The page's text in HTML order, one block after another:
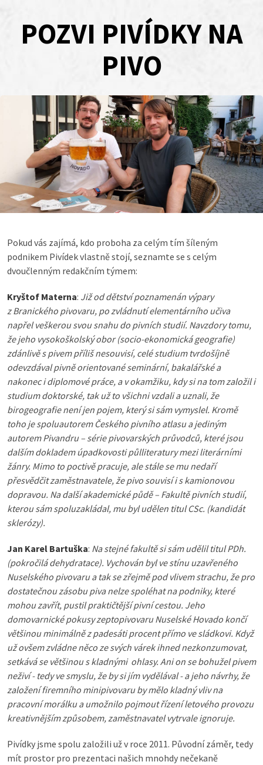
POZVI PIVÍDKY NA
PIVO
Pokud vás zajímá, kdo proboha za celým tím šíleným
podnikem Pivídek vlastně stojí, seznamte se s celým
dvoučlenným redakčním týmem:
Kryštof Materna: Již od dětství poznamenán výpary
z Branického pivovaru, po zvládnutí elementárního učiva
napřel veškerou svou snahu do pivních studií. Navzdory tomu,
že jeho vysokoškolský obor (socio-ekonomická geografie)
zdánlivě s pivem příliš nesouvisí, celé studium tvrdošíjně
odevzdával pivně orientované seminární, bakalářské a
nakonec i diplomové práce, a v okamžiku, kdy si na tom založil i
studium doktorské, tak už to všichni vzdali a uznali, že
birogeografie není jen pojem, který si sám vymyslel. Kromě
toho je spoluautorem Českého pivního atlasu a jediným
autorem Pivandru – série pivovarských průvodců, které jsou
dalším dokladem úpadkovosti půlliteratury mezi literárními
žánry. Mimo to poctivě pracuje, ale stále se mu nedaří
přesvědčit zaměstnavatele, že pivo souvisí i s kamionovou
dopravou. Na další akademické půdě – Fakultě pivních studií,
kterou sám spoluzakládal, mu byl udělen titul CSc. (kandidát
sklerózy).
Jan Karel Bartuška: Na stejné fakultě si sám udělil titul PDh.
(pokročilá dehydratace). Vychován byl ve stínu uzavřeného
Nuselského pivovaru a tak se zřejmě pod vlivem strachu, že pro
dostatečnou zásobu piva nelze spoléhat na podniky, které
mohou zavřít, pustil praktičtější pivní cestou. Jeho
domovarnické pokusy zeptopivovaru Nuselské Hovado končí
většinou minimálně z padesáti procent přímo ve sládkovi. Když
už ovšem zvládne něco ze svých várek ihned nezkonzumovat,
setkává se většinou s kladnými ohlasy. Ani on se bohužel pivem
neživí - tedy ve smyslu, že by si jím vydělával - a jeho návrhy, že
založení firemního minipivovaru by mělo kladný vliv na
pracovní morálku a umožnilo pojmout řízení letového provozu
kreativnějším způsobem, zaměstnavatel vytrvale ignoruje.
Pivídky jsme spolu založili už v roce 2011. Původní záměr, tedy
mít prostor pro prezentaci našich mnohdy nečekaně